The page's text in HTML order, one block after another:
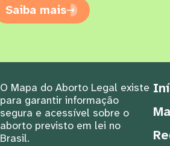
Saiba mais
O Mapa do Aborto Legal existe
para garantir informação
segura e acessível sobre o
aborto previsto em lei no
Brasil.